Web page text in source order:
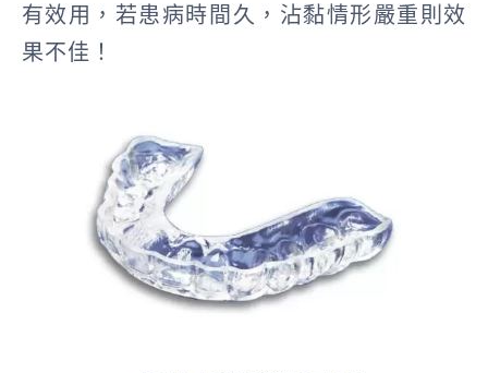
有效用，若患病時間久，沾黏情形嚴重則效
果不佳！